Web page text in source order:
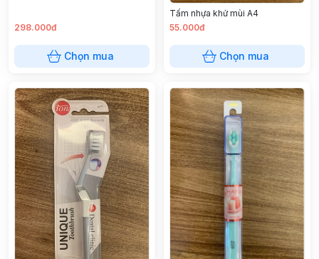
298.000đ
Chọn mua
Tấm nhựa khử mùi A4
55.000đ
Chọn mua